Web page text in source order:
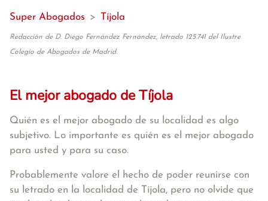
Super Abogados > Tíjola
Redacción de D. Diego Fernández Fernández, letrado 125.741 del Ilustre
Colegio de Abogados de Madrid.
El mejor abogado de Tíjola
Quién es el mejor abogado de su localidad es algo
subjetivo. Lo importante es quién es el mejor abogado
para usted y para su caso.
Probablemente valore el hecho de poder reunirse con
su letrado en la localidad de Tíjola, pero no olvide que